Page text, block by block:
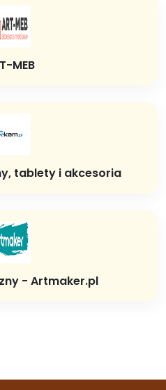
MEB
tablety i akcesoria
- Artmaker.pl